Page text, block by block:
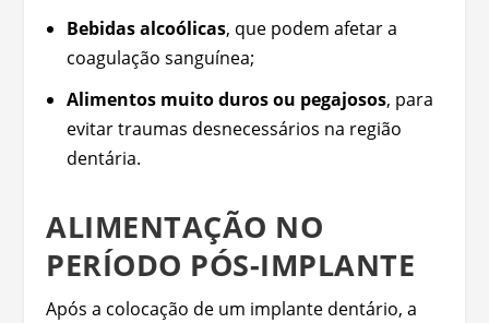
Bebidas alcoólicas, que podem afetar a
coagulação sanguínea;
Alimentos muito duros ou pegajosos, para
evitar traumas desnecessários na região
dentária.
ALIMENTAÇÃO NO
PERÍODO PÓS-IMPLANTE
Após a colocação de um implante dentário, a